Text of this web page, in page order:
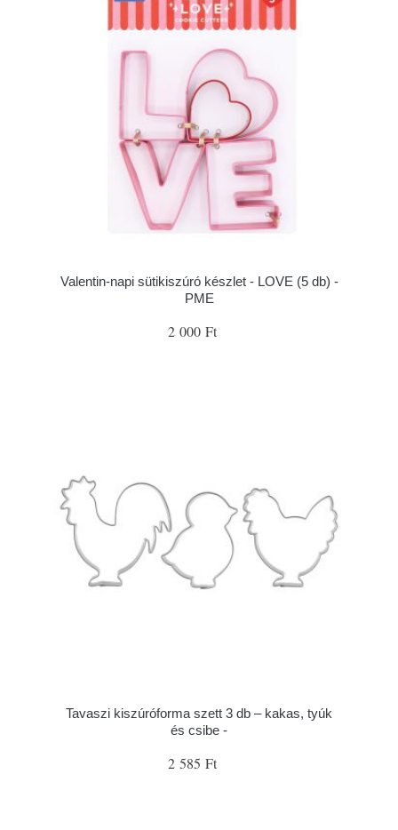
Valentin-napi sütikiszúró készlet - LOVE (5 db) -
PME
2 000 Ft
Tavaszi kiszúróforma szett 3 db – kakas, tyúk
és csibe -
2 585 Ft